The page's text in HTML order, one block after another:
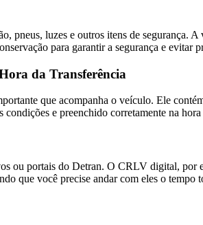
luzes e outros itens de segurança.
para garantir a segurança e evitar
da Transferência
que acompanha o veículo. Ele
e preenchido corretamente na hora
ou portais do Detran. O CRLV digital,
que você precise andar com eles o tempo